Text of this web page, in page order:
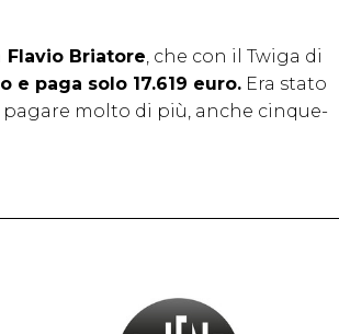
Flavio Briatore , che con il Twiga di
e paga solo 17.619 euro. Era stato
molto di più, anche cinque-